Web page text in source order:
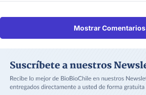
Mostrar Comentarios